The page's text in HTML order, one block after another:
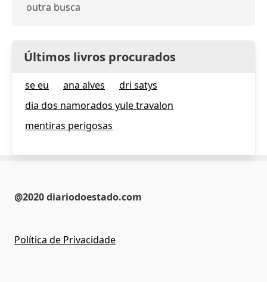
outra busca
Últimos livros procurados
se eu ana alves
dri satys
dia dos namorados yule travalon
mentiras perigosas
@2020 diariodoestado.com
Política de Privacidade